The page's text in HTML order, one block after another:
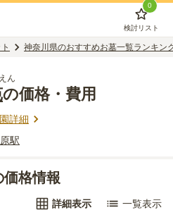
0
検討リスト
神奈川県のおすすめお墓一覧ランキン
ん
の価格・費用
詳細
駅
格情報
詳細表示 一覧表示